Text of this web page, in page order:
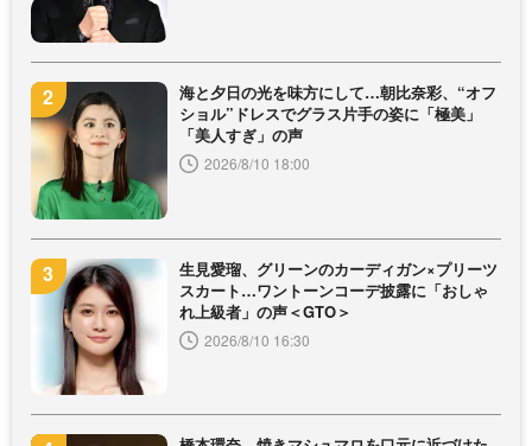
海と夕日の光を味方にして…朝比奈彩、“オフ
ショル”ドレスでグラス片手の姿に「極美」
「美人すぎ」の声
2026/8/10 18:00
生見愛瑠、グリーンのカーディガン×プリーツ
スカート…ワントーンコーデ披露に「おしゃ
れ上級者」の声＜GTO＞
2026/8/10 16:30